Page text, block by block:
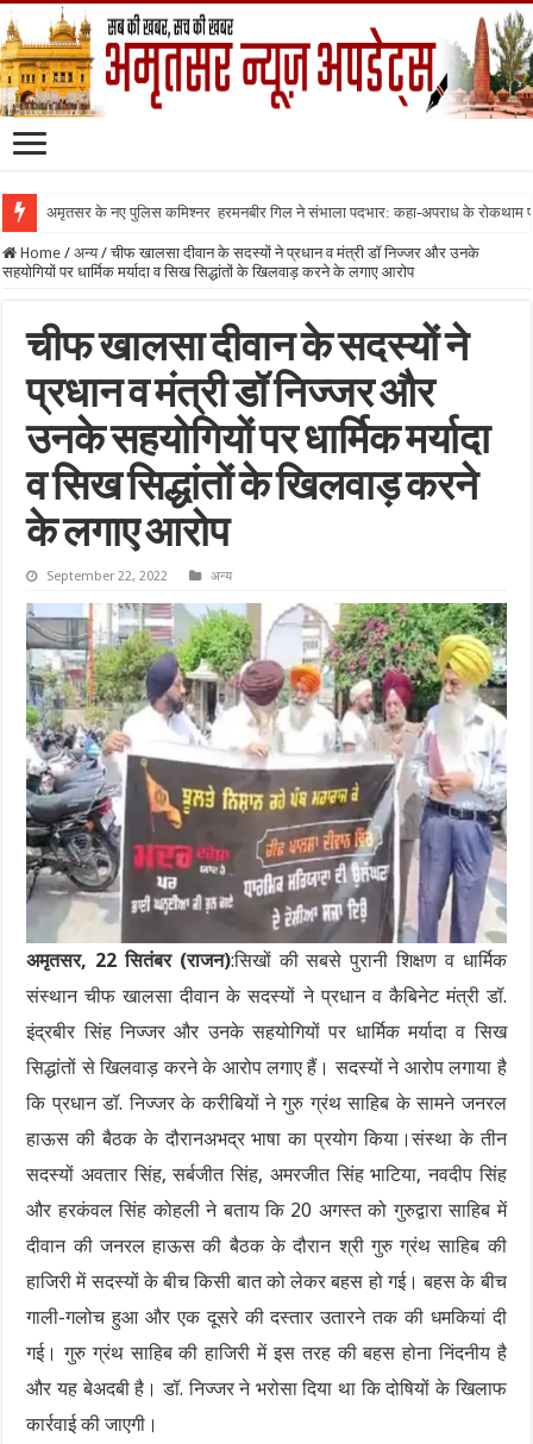
अमृतसर के नए पुलिस कमिश्नर हरमनबीर गिल ने संभाला पदभार: कहा-अपराध के रोकथाम
Home / अन्य / चीफ खालसा दीवान के सदस्यों ने प्रधान व मंत्री डॉ निज्जर और उनके
सहयोगियों पर धार्मिक मर्यादा व सिख सिद्धांतों के खिलवाड़ करने के लगाए आरोप
चीफ खालसा दीवान के सदस्यों ने
प्रधान व मंत्री डॉ निज्जर और
उनके सहयोगियों पर धार्मिक मर्यादा
व सिख सिद्धांतों के खिलवाड़ करने
के लगाए आरोप
September 22, 2022 अन्य
अमृतसर, 22 सितंबर (राजन):सिखों की सबसे पुरानी शिक्षण व धार्मिक
संस्थान चीफ खालसा दीवान के सदस्यों ने प्रधान व कैबिनेट मंत्री डॉ.
इंद्रबीर सिंह निज्जर और उनके सहयोगियों पर धार्मिक मर्यादा व सिख
सिद्धांतों से खिलवाड़ करने के आरोप लगाए हैं। सदस्यों ने आरोप लगाया है
कि प्रधान डॉ. निज्जर के करीबियों ने गुरु ग्रंथ साहिब के सामने जनरल
हाऊस की बैठक के दौरानअभद्र भाषा का प्रयोग किया।संस्था के तीन
सदस्यों अवतार सिंह, सर्बजीत सिंह, अमरजीत सिंह भाटिया, नवदीप सिंह
और हरकंवल सिंह कोहली ने बताय कि 20 अगस्त को गुरुद्वारा साहिब में
दीवान की जनरल हाऊस की बैठक के दौरान श्री गुरु ग्रंथ साहिब की
हाजिरी में सदस्यों के बीच किसी बात को लेकर बहस हो गई। बहस के बीच
गाली-गलोच हुआ और एक दूसरे की दस्तार उतारने तक की धमकियां दी
गई। गुरु ग्रंथ साहिब की हाजिरी में इस तरह की बहस होना निंदनीय है
और यह बेअदबी है। डॉ. निज्जर ने भरोसा दिया था कि दोषियों के खिलाफ
कार्रवाई की जाएगी।